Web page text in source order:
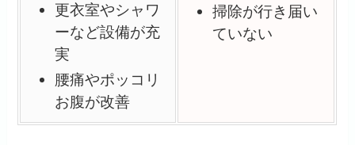
更衣室やシャワ
ーなど設備が充
実
腰痛やポッコリ
お腹が改善
掃除が行き届い
ていない